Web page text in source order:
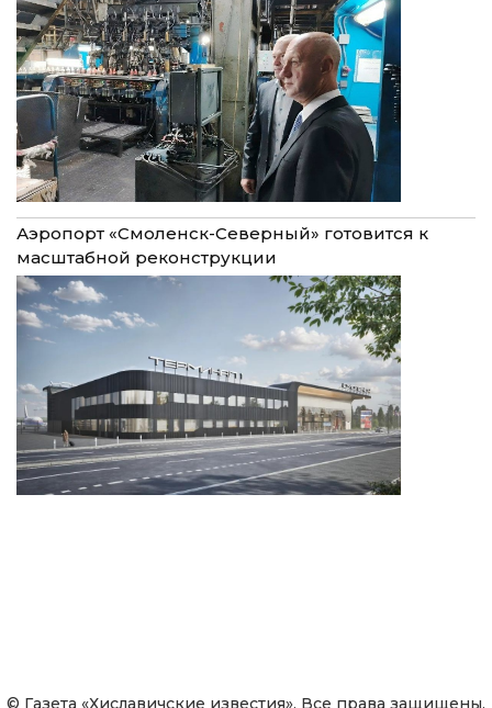
Аэропорт «Смоленск-Северный» готовится к
масштабной реконструкции
© Газета «Хиславичские известия». Все права защищены.